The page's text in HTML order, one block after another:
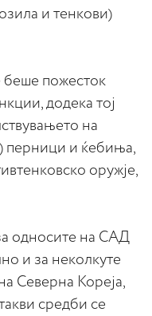
и тенкови)
беше пожесток
додека тој
на
перници и ќебиња,
оружје,
односите на САД
и за неколкуте
Северна Кореја,
средби се